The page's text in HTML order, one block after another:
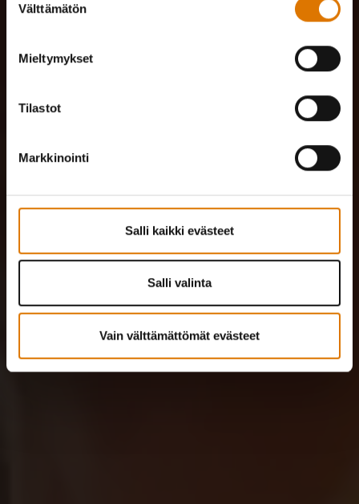
valinta
Välttämätön
Mieltymykset
Tilastot
Markkinointi
Salli kaikki evästeet
Salli valinta
Vain välttämättömät evästeet